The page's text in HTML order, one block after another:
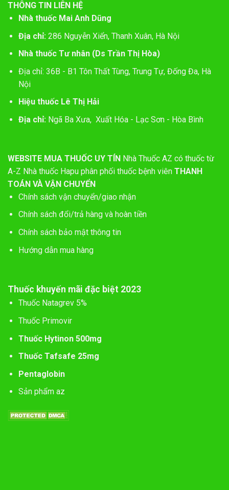
THÔNG TIN LIÊN HỆ
Nhà thuốc Mai Anh Dũng
Địa chỉ:286 Nguyễn Xiển, Thanh Xuân, Hà Nội
Nhà thuốc Tư nhân (Ds Trần Thị Hòa)
Địa chỉ: 36B - B1 Tôn Thất Tùng, Trung Tự, Đống Đa, Hà
Nội
Hiệu thuốc Lê Thị Hải
Địa chỉ: Ngã Ba Xưa, Xuất Hóa - Lạc Sơn - Hòa Bình
WEBSITE MUA THUỐC UY TÍN Nhà Thuốc AZ có thuốc từ
A-Z Nhà thuốc Hapu phân phối thuốc bệnh viên THANH
TOÁN VÀ VẬN CHUYỂN
Chính sách vận chuyển/giao nhận
Chính sách đổi/trả hàng và hoàn tiền
Chính sách bảo mật thông tin
Hướng dẫn mua hàng
Thuốc khuyến mãi đặc biệt 2023
Thuốc Natagrev 5%
Thuốc Primovir
Thuốc Hytinon 500mg
Thuốc Tafsafe 25mg
Pentaglobin
Sản phẩm az